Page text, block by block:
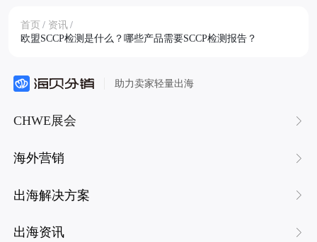
首页 / 资讯 /
欧盟SCCP检测是什么？哪些产品需要SCCP检测报告？
助力卖家轻量出海
CHWE展会
海外营销
出海解决方案
出海资讯